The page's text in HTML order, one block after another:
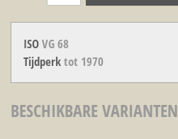
ISOVG 68
Tijdperktot 1970
BESCHIKBARE VARIANTEN